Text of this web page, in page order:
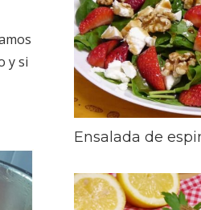
y si
Ensalada de